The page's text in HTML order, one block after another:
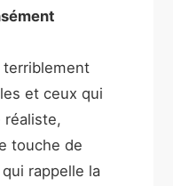
terriblement
et ceux qui
réaliste,
touche de
rappelle la